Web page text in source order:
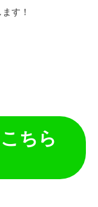
す！
ちら